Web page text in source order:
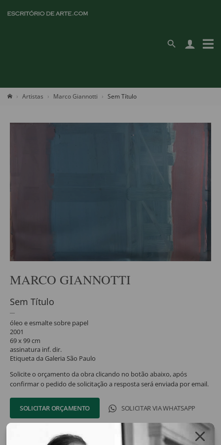
Artistas Marco Giannotti Sem Título
MARCO GIANNOTTI
Sem Título
óleo e esmalte sobre papel
2001
69 x 99 cm
assinatura inf. dir.
Etiqueta da Galeria São Paulo
Solicite o orçamento da obra clicando no botão abaixo, após
confirmar o pedido de solicitação a resposta será enviada por email.
SOLICITAR ORÇAMENTO SOLICITAR VIA WHATSAPP